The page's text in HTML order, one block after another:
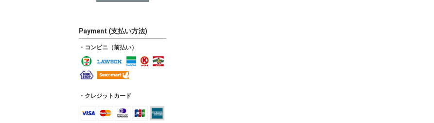
Payment (支払い方法)
・コンビニ（前払い）
・クレジットカード